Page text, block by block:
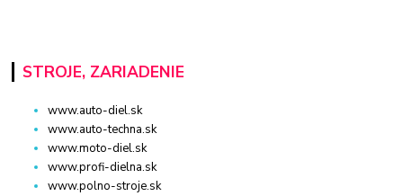
STROJE, ZARIADENIE
www.auto-diel.sk
www.auto-techna.sk
www.moto-diel.sk
www.profi-dielna.sk
www.polno-stroje.sk